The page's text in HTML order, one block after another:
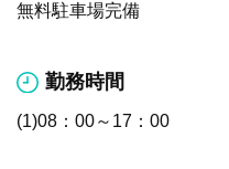
無料駐車場完備
勤務時間
(1)08：00～17：00